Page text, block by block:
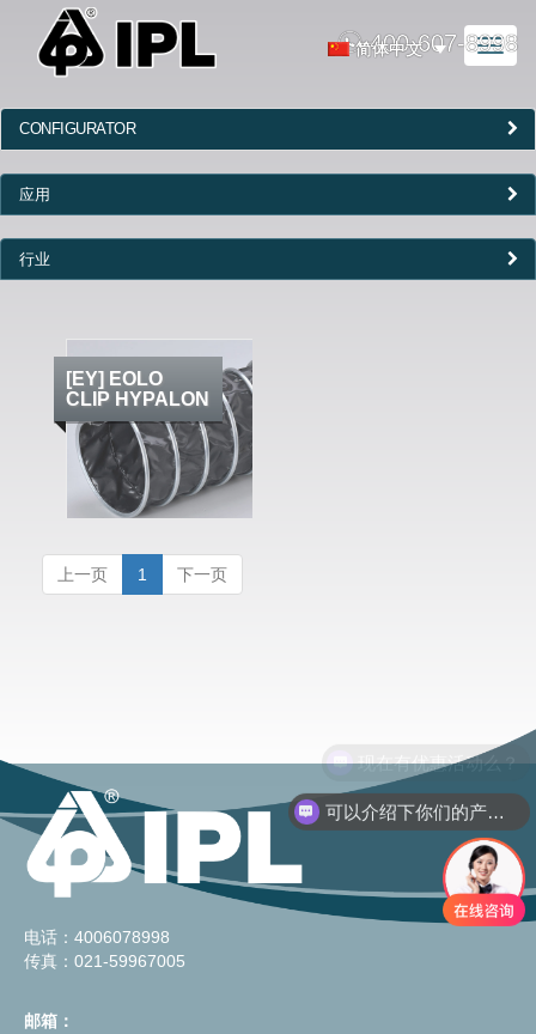
400-607-8998
简体中文
CONFIGURATOR
应用
行业
[EY] EOLO
CLIP HYPALON
上一页 1 下一页
电话：4006078998
传真：021-59967005
邮箱：
可以介绍下你们的产品么？
现在有优惠活动么？